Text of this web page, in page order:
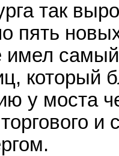
так
пять
имел
который
у моста
и